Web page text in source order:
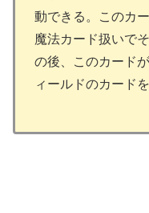
動できる。このカ
魔法カード扱いで
の後、このカード
ィールドのカード